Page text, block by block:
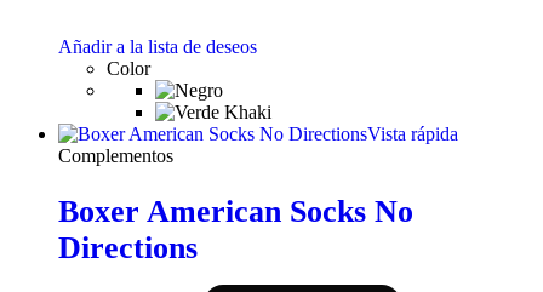
Añadir a la lista de deseos
Color
Vista rápida
Complementos
Boxer American Socks No
Directions